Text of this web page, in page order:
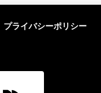
プライバシーポリシー